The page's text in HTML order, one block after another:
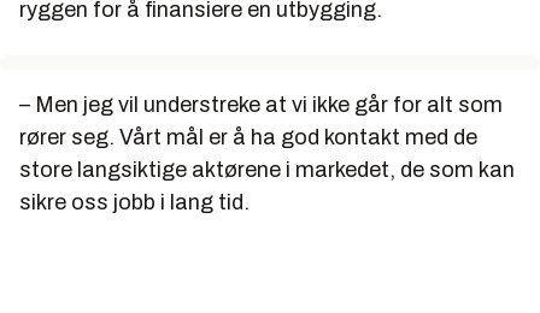
ryggen for å finansiere en utbygging.
– Men jeg vil understreke at vi ikke går for alt som
rører seg. Vårt mål er å ha god kontakt med de
store langsiktige aktørene i markedet, de som kan
sikre oss jobb i lang tid.